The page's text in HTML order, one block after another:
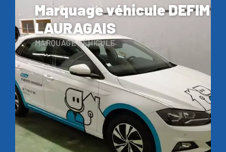
Marquage véhicule DEFIM
LAURAGAIS
MARQUAGE VÉHICULE